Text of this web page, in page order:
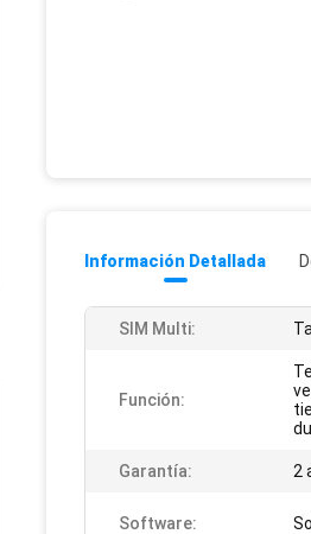
Información Detallada
SIM Multi:
Función:
Garantía: 2
Software: